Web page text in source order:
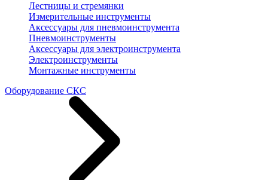
Лестницы и стремянки
Измерительные инструменты
Аксессуары для пневмоинструмента
Пневмоинструменты
Аксессуары для электроинструмента
Электроинструменты
Монтажные инструменты
Оборудование СКС